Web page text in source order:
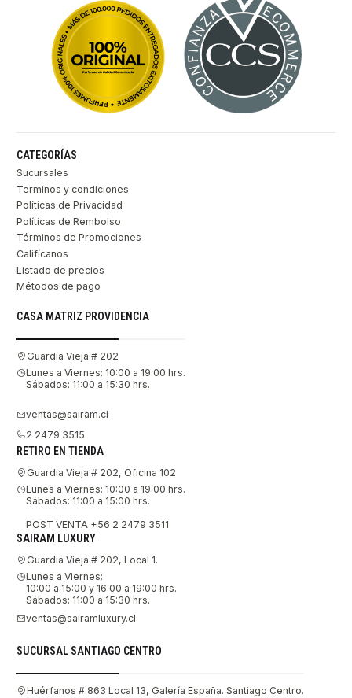
CATEGORÍAS
Sucursales
Terminos y condiciones
Políticas de Privacidad
Políticas de Rembolso
Términos de Promociones
Califícanos
Listado de precios
Métodos de pago
CASA MATRIZ PROVIDENCIA
Guardia Vieja # 202
Lunes a Viernes: 10:00 a 19:00 hrs.
Sábados: 11:00 a 15:30 hrs.
ventas@sairam.cl
2 2479 3515
RETIRO EN TIENDA
Guardia Vieja # 202, Oficina 102
Lunes a Viernes: 10:00 a 19:00 hrs.
Sábados: 11:00 a 15:00 hrs.
POST VENTA +56 2 2479 3511
SAIRAM LUXURY
Guardia Vieja # 202, Local 1.
Lunes a Viernes:
10:00 a 15:00 y 16:00 a 19:00 hrs.
Sábados: 11:00 a 15:30 hrs.
ventas@sairamluxury.cl
SUCURSAL SANTIAGO CENTRO
Huérfanos # 863 Local 13, Galería España. Santiago Centro.